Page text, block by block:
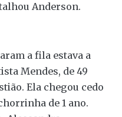
Anderson.
a fila estava a
Mendes, de 49
Ela chegou cedo
de 1 ano.